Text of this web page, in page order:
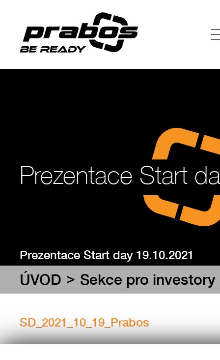
Prezentace Start
Prezentace Start day 19.10.2021
ÚVOD > Sekce pro investory
SD_2021_10_19_Prabos